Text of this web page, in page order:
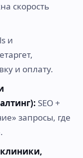
скорость
и
и оплату.
SEO +
запросы, где